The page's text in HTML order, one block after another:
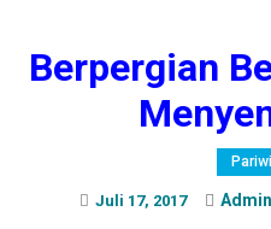
Berpergian
Juli 17, 2017 Admin